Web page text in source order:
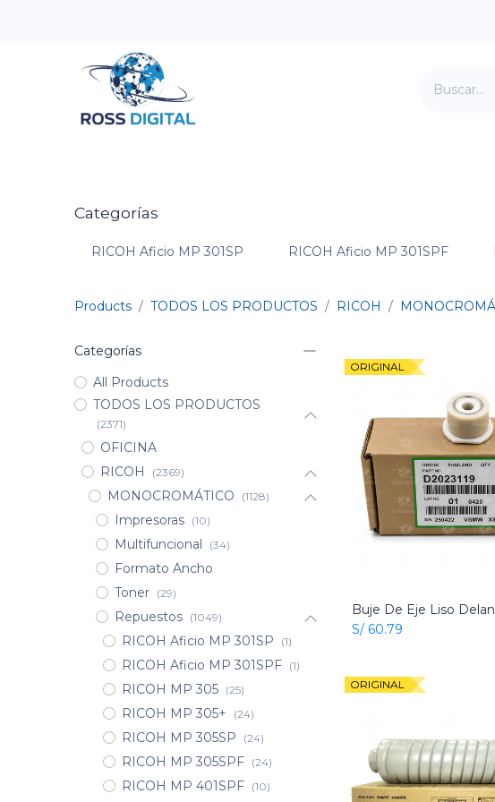
Categorías
RICOH Aficio MP 301SP RICOH Aficio MP 301SPF
Products TODOS LOS PRODUCTOS RICOH
Categorías
All Products
TODOS LOS PRODUCTOS
(2371)
OFICINA
RICOH
(2369)
MONOCROMÁTICO (1128)
Impresoras (10)
Multifuncional (34)
Formato Ancho
Toner
(29)
Repuestos (1049)
RICOH Aficio MP 301SP (1)
RICOH Aficio MP 301SPF (1)
RICOH MP 305 (25)
RICOH MP 305+ (24)
RICOH MP 305SP (24)
RICOH MP 305SPF (24)
RICOH MP 401SPF (10)
ORIGINAL
Add to
S/ 60.79
ORIGINAL